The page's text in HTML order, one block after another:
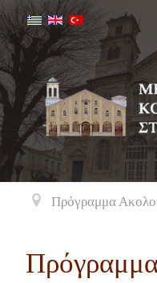
Πρόγραμμα